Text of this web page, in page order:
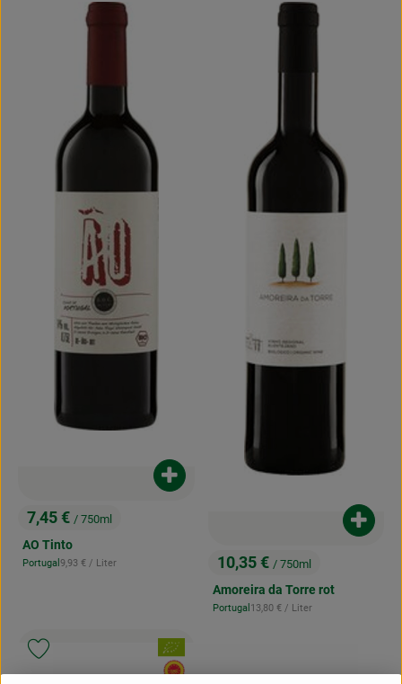
Kochen & Backen
Über uns
Nützliches
Veranstaltungen
, Preis:
7,45 € / 750ml
AO Tinto
, Herkunft:
Portugal , Referenzpreis:
9,93 € / Liter
Produkt zum Warenkorb hinzufügen
, Preis:
10,35 € / 750ml
Amoreira da Torre rot
, Herkunft:
Portugal, Referenzpreis:
13,80 € / Liter
, Verband:
, EU Herkunft:
Produkt zu Favouriten hinzufügen